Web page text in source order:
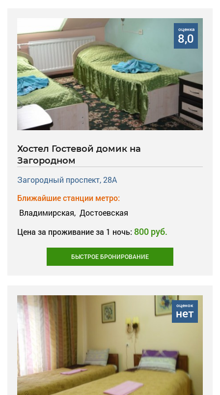
оценка
8,0
Хостел Гостевой домик на
Загородном
Загородный проспект, 28А
Ближайшие станции метро:
Владимирская, Достоевская
Цена за проживание за 1 ночь: 800 руб.
БЫСТРОЕ БРОНИРОВАНИЕ
оценок
нет